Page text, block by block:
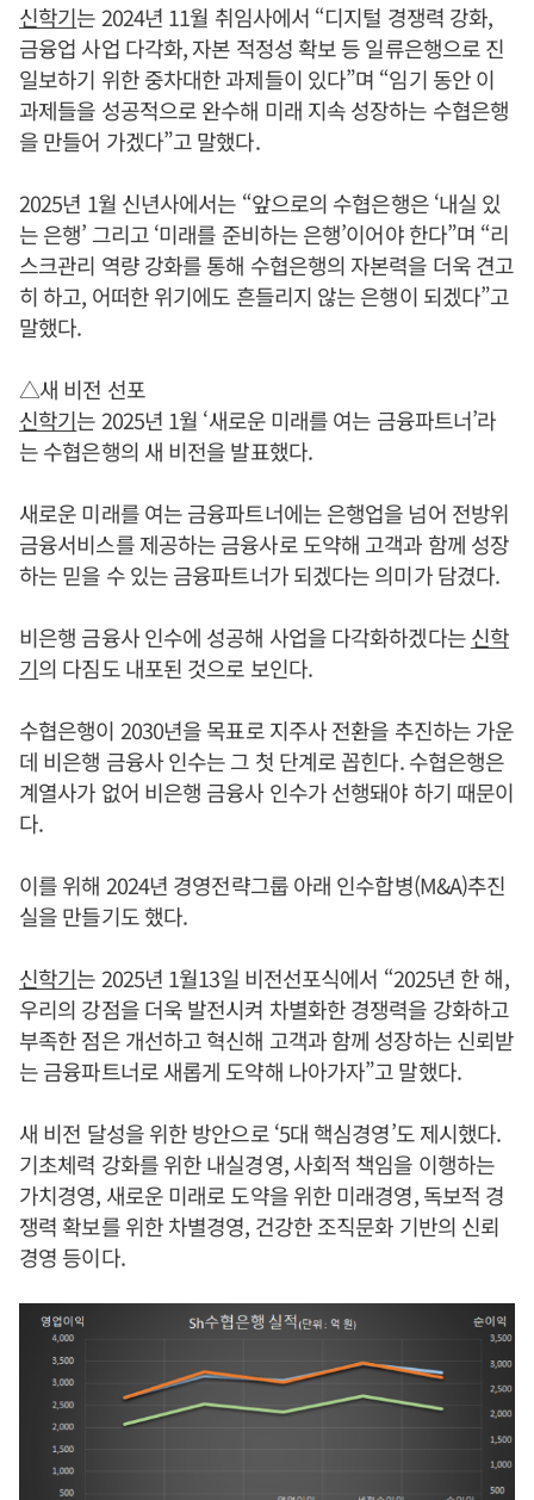
신학기는 2024년 11월 취임사에서 “디지털 경쟁력 강화,
금융업 사업 다각화, 자본 적정성 확보 등 일류은행으로 진
일보하기 위한 중차대한 과제들이 있다”며 “임기 동안 이
과제들을 성공적으로 완수해 미래 지속 성장하는 수협은행
을 만들어 가겠다”고 말했다.
2025년 1월 신년사에서는 “앞으로의 수협은행은 ‘내실 있
는 은행’ 그리고 ‘미래를 준비하는 은행’이어야 한다”며 “리
스크관리 역량 강화를 통해 수협은행의 자본력을 더욱 견고
히 하고, 어떠한 위기에도 흔들리지 않는 은행이 되겠다”고
말했다.
△새 비전 선포
신학기는 2025년 1월 ‘새로운 미래를 여는 금융파트너’라
는 수협은행의 새 비전을 발표했다.
새로운 미래를 여는 금융파트너에는 은행업을 넘어 전방위
금융서비스를 제공하는 금융사로 도약해 고객과 함께 성장
하는 믿을 수 있는 금융파트너가 되겠다는 의미가 담겼다.
비은행 금융사 인수에 성공해 사업을 다각화하겠다는신학
기의 다짐도 내포된 것으로 보인다.
수협은행이 2030년을 목표로 지주사 전환을 추진하는 가운
데 비은행 금융사 인수는 그 첫 단계로 꼽힌다. 수협은행은
계열사가 없어 비은행 금융사 인수가 선행돼야 하기 때문이
다.
이를 위해 2024년 경영전략그룹 아래 인수합병(M&A)추진
실을 만들기도 했다.
신학기는 2025년 1월13일 비전선포식에서 “2025년 한 해,
우리의 강점을 더욱 발전시켜 차별화한 경쟁력을 강화하고
부족한 점은 개선하고 혁신해 고객과 함께 성장하는 신뢰받
는 금융파트너로 새롭게 도약해 나아가자”고 말했다.
새 비전 달성을 위한 방안으로 ‘5대 핵심경영’도 제시했다.
기초체력 강화를 위한 내실경영, 사회적 책임을 이행하는
가치경영, 새로운 미래로 도약을 위한 미래경영, 독보적 경
쟁력 확보를 위한 차별경영, 건강한 조직문화 기반의 신뢰
경영 등이다.